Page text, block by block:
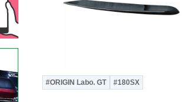
#ORIGIN Labo. GT #180SX